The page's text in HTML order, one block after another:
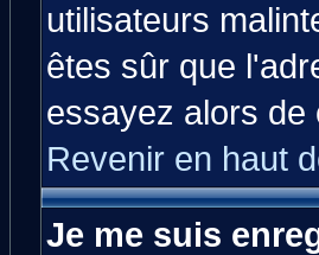
utilisateurs
êtes sûr que
essayez alors de
Revenir en haut
Je me suis